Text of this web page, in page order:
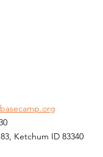
Ketchum ID 83340